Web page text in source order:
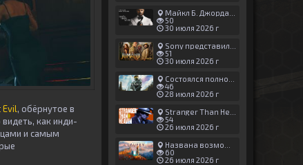
Evil, обёрнутое в
как инди-
и самым
Майкл Б. Джордан сыграл главную роль в новой «Афере Томаса Крауна»
50
30 июля 2026 г
Sony представила трейлер новой части «Джуманджи»
51
30 июля 2026 г
Состоялся полноценный релиз Halo: Campaign Evolved
46
28 июля 2026 г
Stranger Than Heaven получила новый трейлер с акцентом на жестокие драки
54
26 июля 2026 г
Названа возможная дата выхода God of War: Laufey — 16 февраля 2027 года
60
26 июля 2026 г